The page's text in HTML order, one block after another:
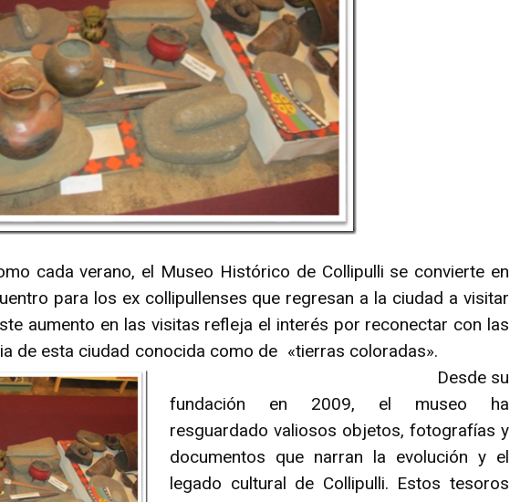
cada verano, el Museo Histórico de Collipulli se convierte en
para los ex collipullenses que regresan a la ciudad a visitar
aumento en las visitas refleja el interés por reconectar con las
de esta ciudad conocida como de «tierras coloradas».
Desde su
fundación en 2009, el museo ha
resguardado valiosos objetos, fotografías y
documentos que narran la evolución y el
legado cultural de Collipulli. Estos tesoros